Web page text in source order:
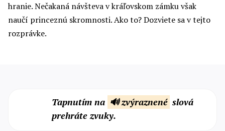
hranie. Nečakaná návšteva v kráľovskom zámku však
naučí princeznú skromnosti. Ako to? Dozviete sa v tejto
rozprávke.
Tapnutím na 🔊 zvýraznené slová
prehráte zvuky.